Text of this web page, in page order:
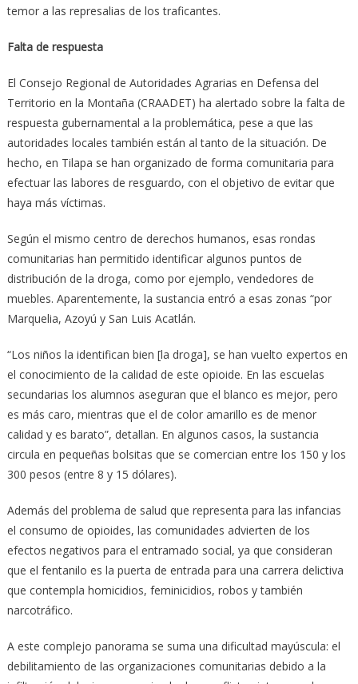
temor a las represalias de los traficantes.
Falta de respuesta
El Consejo Regional de Autoridades Agrarias en Defensa del
Territorio en la Montaña (CRAADET) ha alertado sobre la falta de
respuesta gubernamental a la problemática, pese a que las
autoridades locales también están al tanto de la situación. De
hecho, en Tilapa se han organizado de forma comunitaria para
efectuar las labores de resguardo, con el objetivo de evitar que
haya más víctimas.
Según el mismo centro de derechos humanos, esas rondas
comunitarias han permitido identificar algunos puntos de
distribución de la droga, como por ejemplo, vendedores de
muebles. Aparentemente, la sustancia entró a esas zonas “por
Marquelia, Azoyú y San Luis Acatlán.
“Los niños la identifican bien [la droga], se han vuelto expertos en
el conocimiento de la calidad de este opioide. En las escuelas
secundarias los alumnos aseguran que el blanco es mejor, pero
es más caro, mientras que el de color amarillo es de menor
calidad y es barato”, detallan. En algunos casos, la sustancia
circula en pequeñas bolsitas que se comercian entre los 150 y los
300 pesos (entre 8 y 15 dólares).
Además del problema de salud que representa para las infancias
el consumo de opioides, las comunidades advierten de los
efectos negativos para el entramado social, ya que consideran
que el fentanilo es la puerta de entrada para una carrera delictiva
que contempla homicidios, feminicidios, robos y también
narcotráfico.
A este complejo panorama se suma una dificultad mayúscula: el
debilitamiento de las organizaciones comunitarias debido a la